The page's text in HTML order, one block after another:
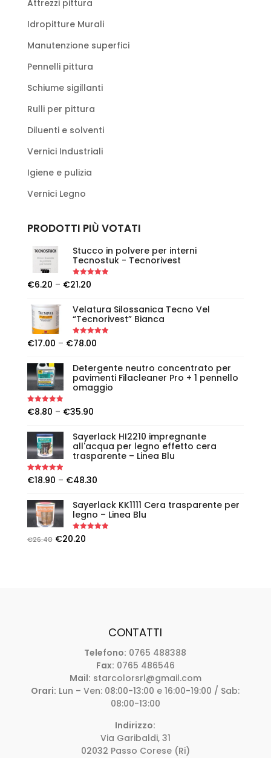
Attrezzi pittura
Idropitture Murali
Manutenzione superfici
Pennelli pittura
Schiume sigillanti
Rulli per pittura
Diluenti e solventi
Vernici Industriali
Igiene e pulizia
Vernici Legno
PRODOTTI PIÙ VOTATI
Stucco in polvere per interni
Tecnostuk - Tecnorivest
Rated5.00
out of 5
€6.20 – €21.20
Velatura Silossanica Tecno Vel
“Tecnorivest” Bianca
Rated5.00
out of 5
€17.00 – €78.00
Detergente neutro concentrato per
pavimenti Filacleaner Pro + 1 pennello
omaggio
Rated5.00
out of 5
€8.80 – €35.90
Sayerlack HI2210 impregnante
all'acqua per legno effetto cera
trasparente – Linea Blu
Rated 5.00
out of 5
€18.90 – €48.30
Sayerlack KK1111 Cera trasparente per
legno – Linea Blu
Rated
out of 5
€26.40 €20.20
CONTATTI
Telefono: 0765 488388
Fax: 0765 486546
Mail: starcolorsrl@gmail.com
Orari: Lun – Ven: 08:00-13:00 e 16:00-19:00 / Sab:
08:00-13:00
Indirizzo:
Via Garibaldi, 31
02032 Passo Corese (Ri)